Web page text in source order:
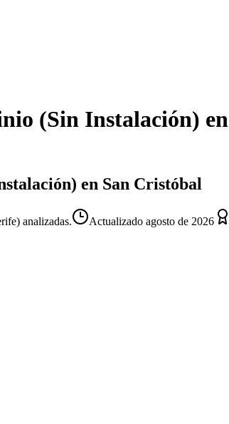
(Sin Instalación) en
en San Cristóbal
analizadas. Actualizado agosto de 2026